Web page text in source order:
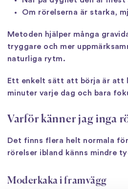
Om rörelserna är starka,
Metoden hjälper många
tryggare och mer
naturliga rytm.
Ett enkelt sätt att börja är att
minuter varje dag och bara
Varför känner jag inga
Det finns flera helt normala
rörelser ibland känns mindre
Moderkaka i framvägg